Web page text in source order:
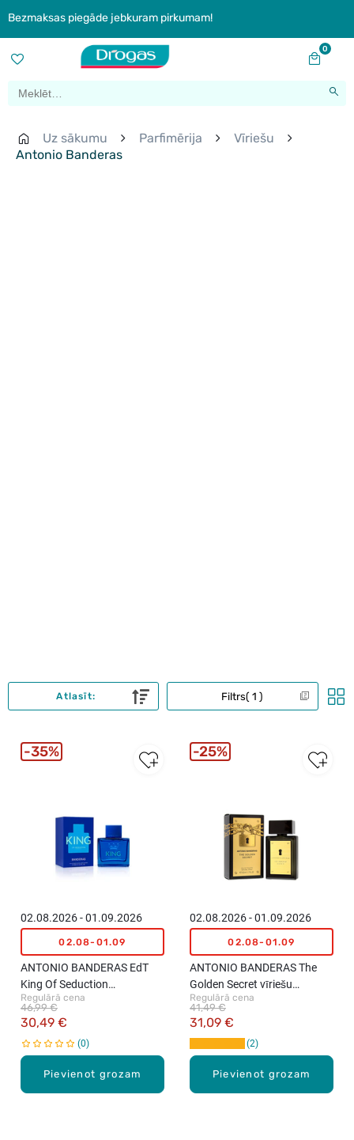
Bezmaksas piegāde jebkuram pirkumam!
0
Uz sākumu Parfimērija
Vīriešu
Antonio Banderas
Filtrs 1
Atlasīt:
Pievienot grozam
02.08.2026 - 01.09.2026
02.08-01.09
ANTONIO BANDERAS EdT
King Of Seduction
Summerland tualetes ūdens
vīriešiem, 100ml
Regulārā cena
30,49 €
46,99 €
0
35%
Pievienot grozam
02.08.2026 - 01.09.2026
02.08-01.09
ANTONIO BANDERAS The
Golden Secret vīriešu
tualetes ūdens, 50ml
Regulārā cena
31,09 €
41,49 €
2
25%